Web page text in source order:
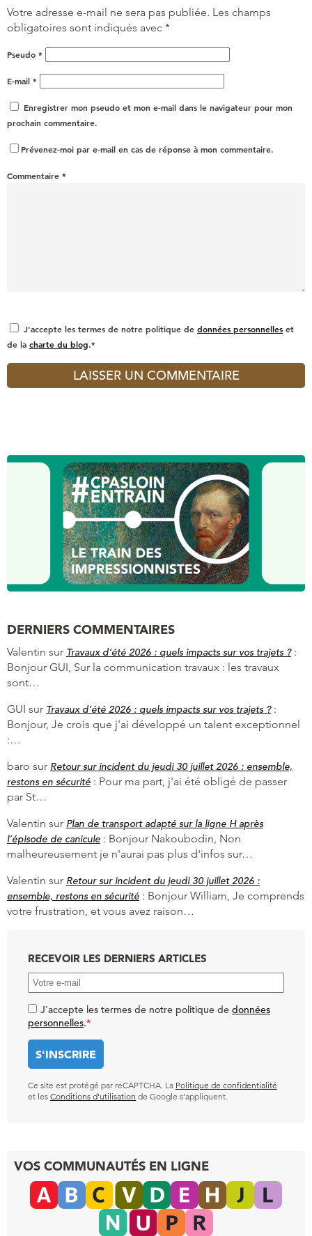
Votre adresse e-mail ne sera pas publiée. Les champs
obligatoires sont indiqués avec *
Pseudo *
E-mail *
Enregistrer mon pseudo et mon e-mail dans le navigateur pour mon
prochain commentaire.
Prévenez-moi par e-mail en cas de réponse à mon commentaire.
Commentaire *
J'accepte les termes de notre politique de données personnelles et
de la charte du blog.*
DERNIERS COMMENTAIRES
Valentin sur Travaux d’été 2026 : quels impacts sur vos trajets ?:
Bonjour GUI, Sur la communication travaux : les travaux
sont…
GUI sur Travaux d’été 2026 : quels impacts sur vos trajets ?:
Bonjour, Je crois que j'ai développé un talent exceptionnel
:…
baro sur Retour sur incident du jeudi 30 juillet 2026 : ensemble,
restons en sécurité : Pour ma part, j'ai été obligé de passer
par St…
Valentin sur Plan de transport adapté sur la ligne H après
l’épisode de canicule : Bonjour Nakoubodin, Non
malheureusement je n'aurai pas plus d'infos sur…
Valentin sur Retour sur incident du jeudi 30 juillet 2026 :
ensemble, restons en sécurité : Bonjour William, Je comprends
votre frustration, et vous avez raison…
RECEVOIR LES DERNIERS ARTICLES
J'accepte les termes de notre politique de données
personnelles.*
Ce site est protégé par reCAPTCHA. La Politique de confidentialité
et les Conditions d’utilisation de Google s’appliquent.
VOS COMMUNAUTÉS EN LIGNE